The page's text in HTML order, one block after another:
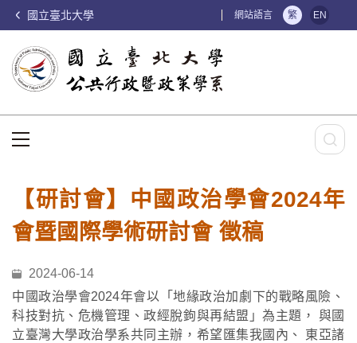
國立臺北大學 網站語言 繁 EN
【研討會】中國政治學會2024年
會暨國際學術研討會 徵稿
2024-06-14
中國政治學會2024年會以「地緣政治加劇下的戰略風險、
科技對抗、危機管理、政經脫鉤與再結盟」為主題， 與國
立臺灣大學政治學系共同主辦，希望匯集我國內、 東亞諸